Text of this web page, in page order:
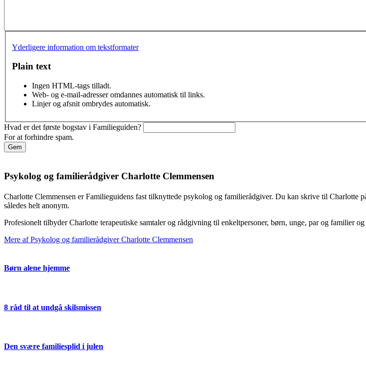
Yderligere information om tekstformater
Plain text
Ingen HTML-tags tilladt.
Web- og e-mail-adresser omdannes automatisk til links.
Linjer og afsnit ombrydes automatisk.
Hvad er det første bogstav i Familieguiden?
For at forhindre spam.
Psykolog og familierådgiver Charlotte Clemmensen
Charlotte Clemmensen er Familieguidens fast tilknyttede psykolog og familierådgiver. Du kan skrive til Charlotte
således helt anonym.
Profesionelt tilbyder Charlotte terapeutiske samtaler og rådgivning til enkeltpersoner, børn, unge, par og familier
Mere af Psykolog og familierådgiver Charlotte Clemmensen
Børn alene hjemme
8 råd til at undgå skilsmissen
Den svære familiesplid i julen